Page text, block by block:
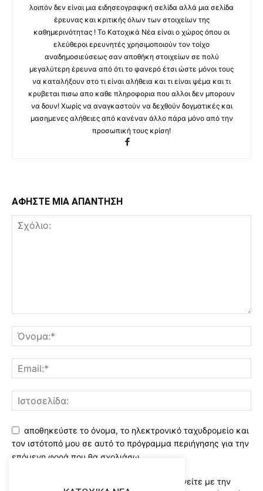
λοιπόν δεν είναι μια ειδησεογραφική σελίδα αλλά μια σελίδα
έρευνας και κριτικής όλων των στοιχείων της
καθημερινότητας ! Το Κατοχικά Νέα είναι ο χώρος όπου οι
ελεύθεροι ερευνητές χρησιμοποιούν τον τοίχο
αναδημοσιεύσεως σαν αποθήκη στοιχείων σε πολύ
μεγαλύτερη έρευνα από ότι το φανερό έτσι ώστε μόνοι τους
να καταλήξουν στο τι είναι αλήθεια και τι είναι ψέμα και τι
κρυβεται πισω απο καθε πληροφορια που αλλοι δεν μπορουν
να δουν! Χωρίς να αναγκαστούν να δεχθούν δογματικές και
μασημενες αλήθειες από κανέναν άλλο πάρα μόνο από την
προσωπική τους κρίση!
ΑΦΗΣΤΕ ΜΙΑ ΑΠΑΝΤΗΣΗ
αποθηκεύστε το όνομα, το ηλεκτρονικό ταχυδρομείο και
τον ιστότοπό μου σε αυτό το πρόγραμμα περιήγησης για την
επόμενη φορά που θα σχολιάσω.
Χρησιμοποιώντας αυτό το έντυπο συμφωνείτε με την